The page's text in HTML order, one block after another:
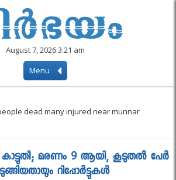
August 7, 2026 3:21 am
Menu
dead many injured near munnar
കാട്ടുതീ; മരണം 9 ആയി, കൂടുതല്‍ പേര്‍
റിപ്പോര്‍ട്ടുകള്‍